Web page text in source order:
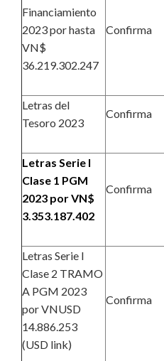
Financiamiento
2023 por hasta
VN$
36.219.302.247
Confirma
Letras del
Tesoro 2023
Confirma
Letras Serie I
Clase 1 PGM
2023 por VN$
3.353.187.402
Confirma
Letras Serie I
Clase 2 TRAMO
A PGM 2023
por VNUSD
14.886.253
(USD link)
Confirma